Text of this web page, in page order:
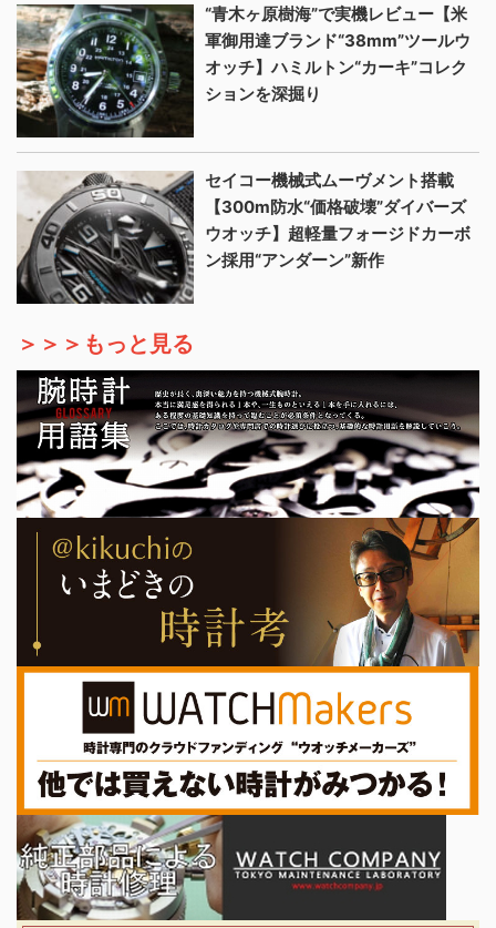
“青木ヶ原樹海”で実機レビュー【米
軍御用達ブランド“38mm”ツールウ
オッチ】ハミルトン“カーキ”コレク
ションを深掘り
セイコー機械式ムーヴメント搭載
【300m防水“価格破壊”ダイバーズ
ウオッチ】超軽量フォージドカーボ
ン採用“アンダーン”新作
＞＞＞もっと見る